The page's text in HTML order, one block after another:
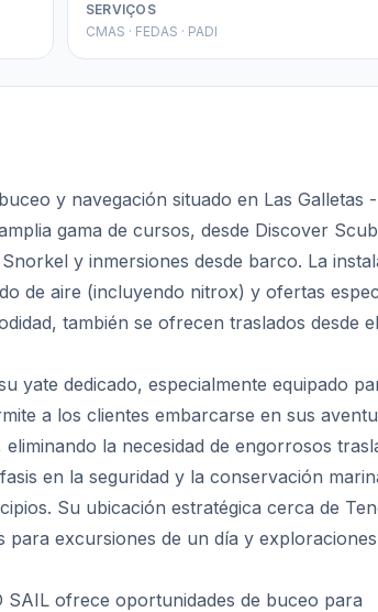
SERVIÇOS
CMAS · FEDAS · PADI
y navegación situado en Las Galletas
gama de cursos, desde Discover
y inmersiones desde barco. La
de aire (incluyendo nitrox) y ofertas
también se ofrecen traslados desde el
yate dedicado, especialmente equipado
a los clientes embarcarse en sus
la necesidad de engorrosos
en la seguridad y la conservación
Su ubicación estratégica cerca de
excursiones de un día y
SAIL ofrece oportunidades de buceo para